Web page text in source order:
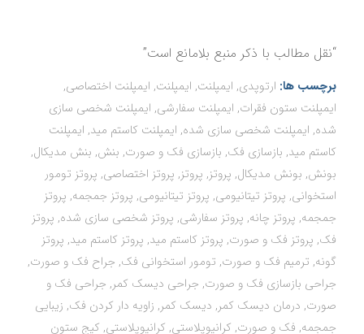
“نقل مطالب با ذکر منبع بلامانع است”
برچسب ها: ارتوپدی, ایمپلنت, ایمپلنت, ایمپلنت اختصاصی,
ایمپلنت ستون فقرات, ایمپلنت سفارشی, ایمپلنت شخصی سازی
شده, ایمپلنت شخصی سازی شده, ایمپلنت کاستم مید, ایمپلنت
کاستم مید, بازسازی فک, بازسازی فک و صورت, بنش, بنش مدیکال,
بونش, بونش مدیکال, پروتز, پروتز, پروتز اختصاصی, پروتز تومور
استخوانی, پروتز تیتانیومی, پروتز تیتانیومی, پروتز جمجمه, پروتز
جمجمه, پروتز چانه, پروتز سفارشی, پروتز شخصی سازی شده, پروتز
فک, پروتز فک و صورت, پروتز کاستم مید, پروتز کاستم مید, پروتز
گونه, ترمیم فک و صورت, تومور استخوانی فک, جراح فک و صورت,
جراحی بازسازی فک و صورت, جراحی دیسک کمر, جراحی فک و
صورت, درمان دیسک کمر, دیسک کمر, زاویه دار کردن فک, زیبایی
جمجمه, فک و صورت, کرانیوپلاستی, کرانیوپلاستی, کیج ستون